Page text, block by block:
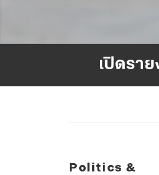
เปิดรา
Politics &